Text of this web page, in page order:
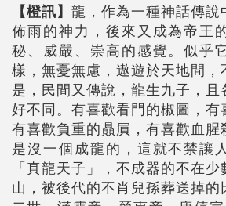
【橙訊】 龍，作為一種神話傳說
佈雨的神力，後來又成為帝王
秘、威嚴、崇高的感覺。似乎
樣，無憂無慮，遨遊於天地間，
是，民間又傳說，龍生九子，且
好不同。有喜歡看門的椒圖，有
有喜歡負重的贔屓，有喜歡血腥
是沒一個成龍的，這就不禁讓
「真龍天子」，不成器的不在
山，被後代的不肖兒孫葬送掉的